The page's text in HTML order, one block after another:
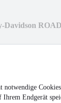
notwendige
Ihrem Endgerät
Davidson
€
•Benzin